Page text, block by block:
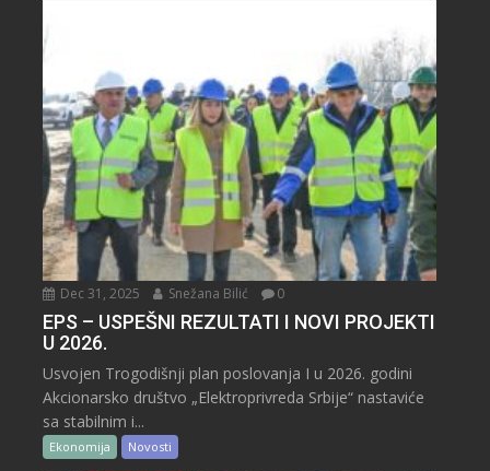
Dec 31, 2025 Snežana Bilić 0
EPS – USPEŠNI REZULTATI I NOVI PROJEKTI
U 2026.
Usvojen Trogodišnji plan poslovanja I u 2026. godini
Akcionarsko društvo „Elektroprivreda Srbije“ nastaviće
sa stabilnim i...
Ekonomija Novosti